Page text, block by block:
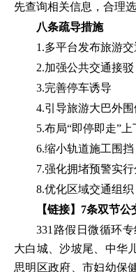
先查询相关信息，合理
八条疏导措施
1.多平台发布旅游交
2.加强公共交通接驳
3.完善停车诱导
4.引导旅游大巴外
5.布局“即停即走”上
6.缩小轨道施工围挡
7.强化拥堵预警实
8.优化区域交通组织
【链接】 7条双节公
331路假日微循环
大白城、沙坡尾、中华
思明区政府、市妇幼保